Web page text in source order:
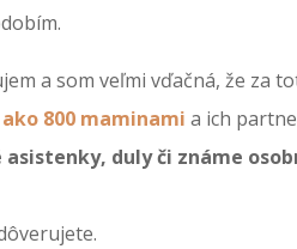
a som veľmi vďačná, že za
800 maminamia ich
duly či známe